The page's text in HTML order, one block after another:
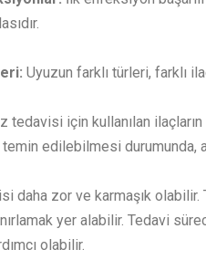
Uyuzun farklı türleri, farklı
tedavisi için kullanılan
edilebilmesi durumunda,
daha zor ve karmaşık
yer alabilir. Tedavi
olabilir.